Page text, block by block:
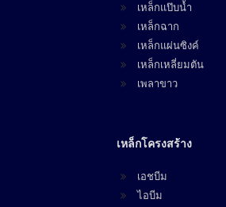
เหล็กแป๊บน้ำ
เหล็กฉาก
เหล็กแผ่นซิงค์
เหล็กเหลี่ยมตัน
เพลาขาว
เหล็กโครงสร้าง
เอชบีม
ไอบีม